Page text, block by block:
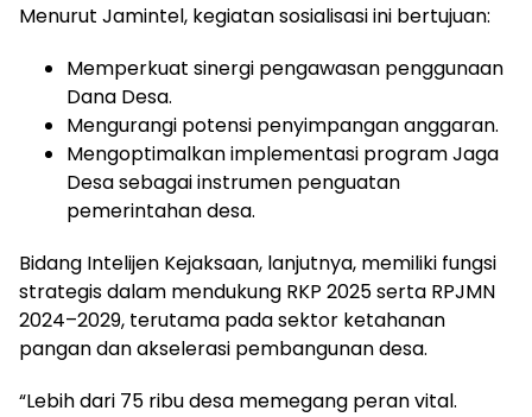
Menurut Jamintel, kegiatan sosialisasi ini bertujuan:
Memperkuat sinergi pengawasan penggunaan
Dana Desa.
Mengurangi potensi penyimpangan anggaran.
Mengoptimalkan implementasi program Jaga
Desa sebagai instrumen penguatan
pemerintahan desa.
Bidang Intelijen Kejaksaan, lanjutnya, memiliki fungsi
strategis dalam mendukung RKP 2025 serta RPJMN
2024–2029, terutama pada sektor ketahanan
pangan dan akselerasi pembangunan desa.
“Lebih dari 75 ribu desa memegang peran vital.